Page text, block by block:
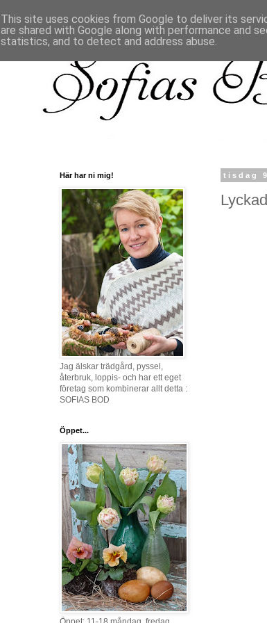
tisdag
Här har ni mig!
Jag älskar trädgård, pyssel,
återbruk, loppis- och har ett eget
företag som kombinerar allt detta :
SOFIAS BOD
Öppet...
This site uses cookies from Google to deliver its
are shared with Google along with performance and
statistics, and to detect and address abuse.